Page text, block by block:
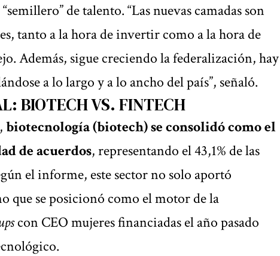
de talento. “Las nuevas camadas son
tanto a la hora de invertir como a la hora de
Además, sigue creciendo la federalización, hay
a lo largo y a lo ancho del país”, señaló.
BIOTECH VS. FINTECH
biotecnología (biotech) se consolidó como el
de acuerdos, representando el 43,1% de las
el informe, este sector no solo aportó
que se posicionó como el motor de la
con CEO mujeres financiadas el año pasado